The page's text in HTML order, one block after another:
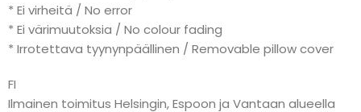
* Ei virheitä / No error
* Ei värimuutoksia / No colour fading
* Irrotettava tyynynpäällinen / Removable pillow cover
FI
Ilmainen toimitus Helsingin, Espoon ja Vantaan alueella